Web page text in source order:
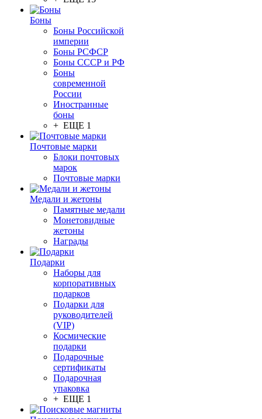
Боны
Боны Российской
империи
Боны РСФСР
Боны СССР и РФ
Боны
современной
России
Иностранные
боны
+ ЕЩЕ 1
Почтовые марки
Блоки почтовых
марок
Почтовые марки
Медали и жетоны
Памятные медали
Монетовидные
жетоны
Награды
Подарки
Наборы для
корпоративных
подарков
Подарки для
руководителей
(VIP)
Космические
подарки
Подарочные
сертификаты
Подарочная
упаковка
+ ЕЩЕ 1